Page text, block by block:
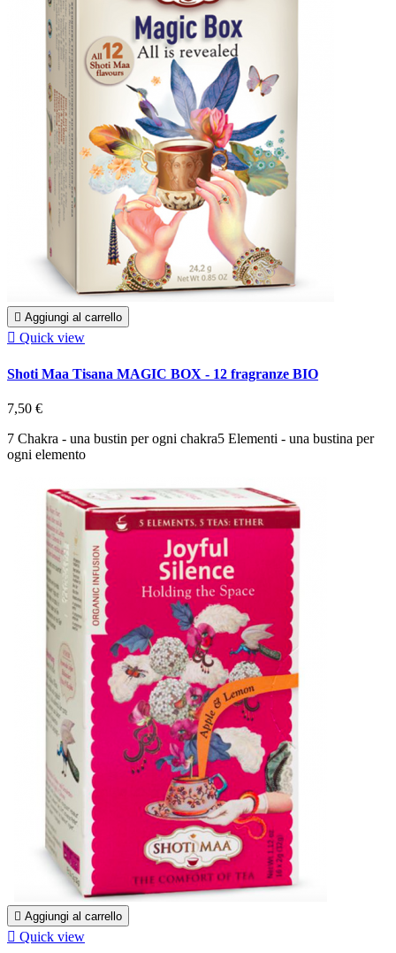
 Aggiungi al carrello
 Quick view
Shoti Maa Tisana MAGIC BOX - 12 fragranze BIO
7,50 €
7 Chakra - una bustin per ogni chakra5 Elementi - una bustina per
ogni elemento
 Aggiungi al carrello
 Quick view